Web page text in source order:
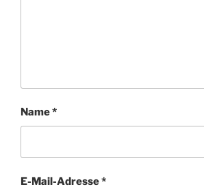
Name*
E-Mail-Adresse*